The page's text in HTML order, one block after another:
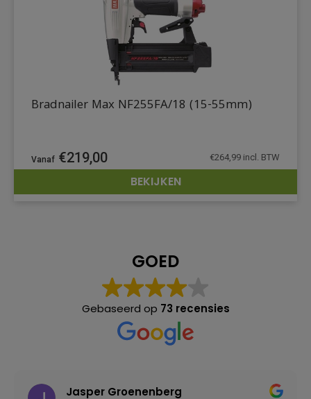
DETAILS
Bradnailer Max NF255FA/18 (15-55mm)
€219,00 €264,99 incl. BTW
BEKIJKEN
GOED
Gebaseerd op 73 recensies
Jasper Groenenberg